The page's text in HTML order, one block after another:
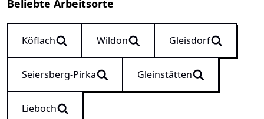
Beliebte Arbeitsorte
Köflach Wildon Gleisdorf
Seiersberg-Pirka Gleinstätten
Lieboch